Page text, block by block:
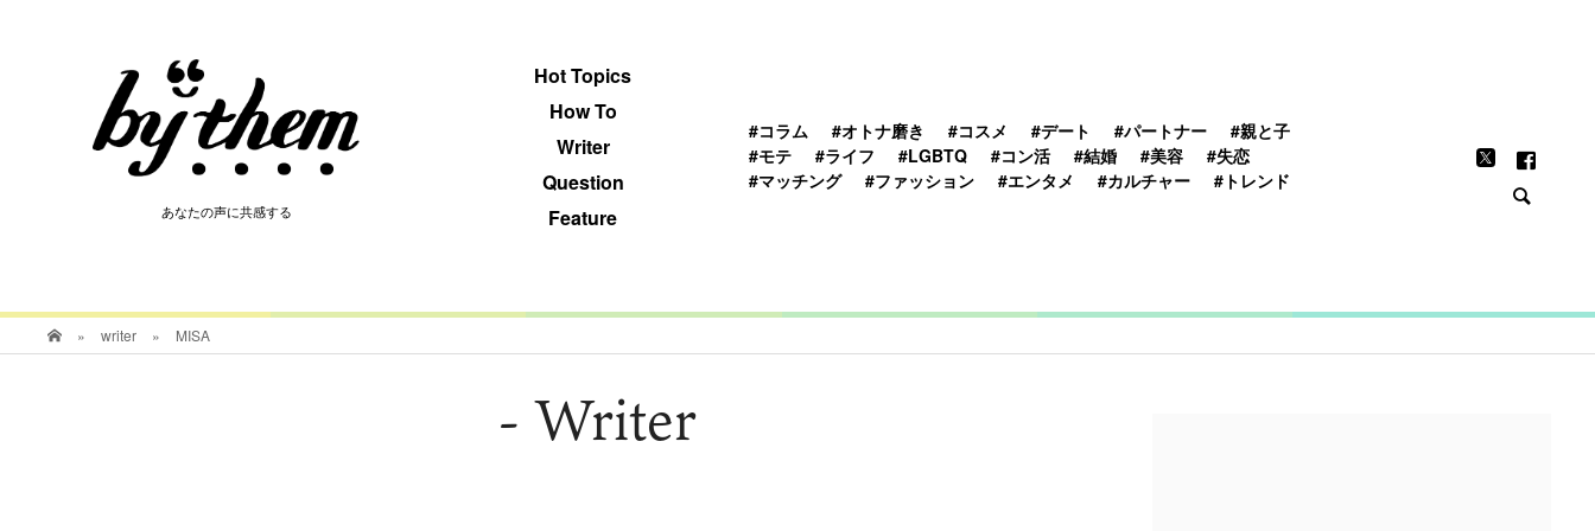
あなたの声に共感する
Hot Topics
How To
Writer
Question
Feature
#コラム #オトナ磨き #コスメ #デート #パートナー
#親と子
#モテ
#ライフ #LGBTQ #コン活 #結婚 #美容
#失恋
#マッチング
#ファッション #エンタメ #カルチャー #トレンド
あなたの声に共感する
» writer » MISA
- Writer